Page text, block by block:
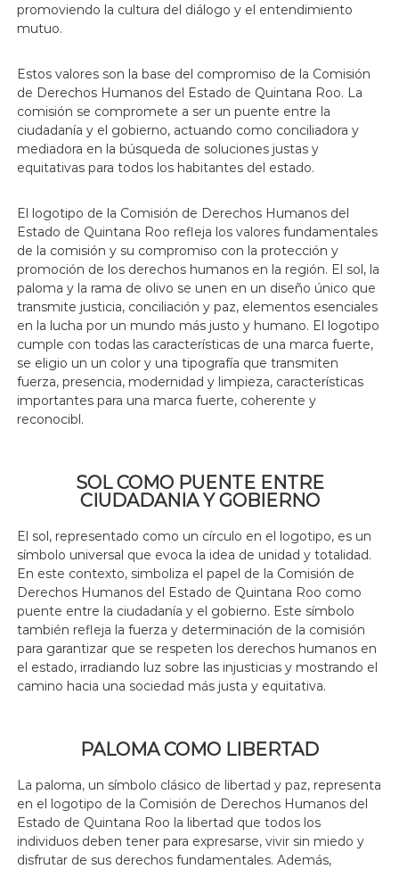
promoviendo la cultura del diálogo y el entendimiento
mutuo.
Estos valores son la base del compromiso de la Comisión
de Derechos Humanos del Estado de Quintana Roo. La
comisión se compromete a ser un puente entre la
ciudadanía y el gobierno, actuando como conciliadora y
mediadora en la búsqueda de soluciones justas y
equitativas para todos los habitantes del estado.
El logotipo de la Comisión de Derechos Humanos del
Estado de Quintana Roo refleja los valores fundamentales
de la comisión y su compromiso con la protección y
promoción de los derechos humanos en la región. El sol, la
paloma y la rama de olivo se unen en un diseño único que
transmite justicia, conciliación y paz, elementos esenciales
en la lucha por un mundo más justo y humano. El logotipo
cumple con todas las características de una marca fuerte,
se eligio un un color y una tipografía que transmiten
fuerza, presencia, modernidad y limpieza, características
importantes para una marca fuerte, coherente y
reconocibl.
SOL COMO PUENTE ENTRE
CIUDADANIA Y GOBIERNO
El sol, representado como un círculo en el logotipo, es un
símbolo universal que evoca la idea de unidad y totalidad.
En este contexto, simboliza el papel de la Comisión de
Derechos Humanos del Estado de Quintana Roo como
puente entre la ciudadanía y el gobierno. Este símbolo
también refleja la fuerza y determinación de la comisión
para garantizar que se respeten los derechos humanos en
el estado, irradiando luz sobre las injusticias y mostrando el
camino hacia una sociedad más justa y equitativa.
PALOMA COMO LIBERTAD
La paloma, un símbolo clásico de libertad y paz, representa
en el logotipo de la Comisión de Derechos Humanos del
Estado de Quintana Roo la libertad que todos los
individuos deben tener para expresarse, vivir sin miedo y
disfrutar de sus derechos fundamentales. Además,